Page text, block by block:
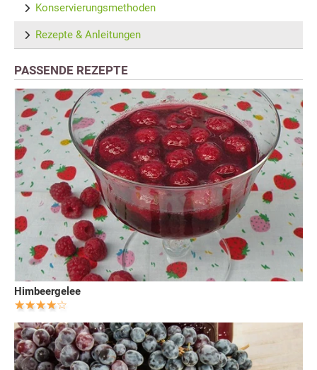
Konservierungsmethoden
Rezepte & Anleitungen
PASSENDE REZEPTE
Himbeergelee